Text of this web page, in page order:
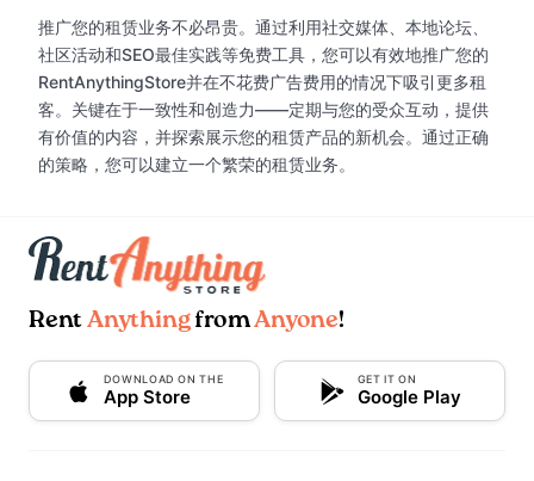
推广您的租赁业务不必昂贵。通过利用社交媒体、本地论坛、
社区活动和SEO最佳实践等免费工具，您可以有效地推广您的
RentAnythingStore并在不花费广告费用的情况下吸引更多租
客。关键在于一致性和创造力——定期与您的受众互动，提供
有价值的内容，并探索展示您的租赁产品的新机会。通过正确
的策略，您可以建立一个繁荣的租赁业务。
Rent AnythingfromAnyone!
DOWNLOAD ON THE
App Store
GET IT ON
Google Play